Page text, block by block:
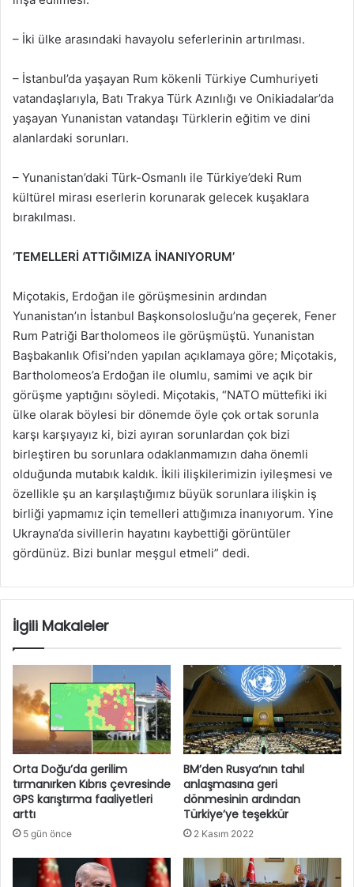
– İki ülke arasındaki havayolu seferlerinin artırılması.
– İstanbul’da yaşayan Rum kökenli Türkiye Cumhuriyeti
vatandaşlarıyla, Batı Trakya Türk Azınlığı ve Onikiadalar’da
yaşayan Yunanistan vatandaşı Türklerin eğitim ve dini
alanlardaki sorunları.
– Yunanistan’daki Türk-Osmanlı ile Türkiye’deki Rum
kültürel mirası eserlerin korunarak gelecek kuşaklara
bırakılması.
‘TEMELLERİ ATTIĞIMIZA İNANIYORUM’
Miçotakis, Erdoğan ile görüşmesinin ardından
Yunanistan’ın İstanbul Başkonsolosluğu’na geçerek, Fener
Rum Patriği Bartholomeos ile görüşmüştü. Yunanistan
Başbakanlık Ofisi’nden yapılan açıklamaya göre; Miçotakis,
Bartholomeos’a Erdoğan ile olumlu, samimi ve açık bir
görüşme yaptığını söyledi. Miçotakis, “NATO müttefiki iki
ülke olarak böylesi bir dönemde öyle çok ortak sorunla
karşı karşıyayız ki, bizi ayıran sorunlardan çok bizi
birleştiren bu sorunlara odaklanmamızın daha önemli
olduğunda mutabık kaldık. İkili ilişkilerimizin iyileşmesi ve
özellikle şu an karşılaştığımız büyük sorunlara ilişkin iş
birliği yapmamız için temelleri attığımıza inanıyorum. Yine
Ukrayna’da sivillerin hayatını kaybettiği görüntüler
gördünüz. Bizi bunlar meşgul etmeli” dedi.
İlgili Makaleler
Orta Doğu’da gerilim
tırmanırken Kıbrıs çevresinde
GPS karıştırma faaliyetleri
arttı
5 gün önce
BM’den Rusya’nın tahıl
anlaşmasına geri
dönmesinin ardından
Türkiye’ye teşekkür
2 Kasım 2022